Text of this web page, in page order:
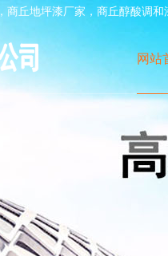
，商丘地坪漆厂家，商丘醇酸调
网站